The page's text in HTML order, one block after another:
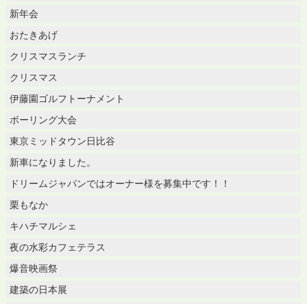
新年会
おたきあげ
クリスマスランチ
クリスマス
伊藤園ゴルフトーナメント
ボーリング大会
東京ミッドタウン日比谷
新車になりました。
ドリームジャパンではオーナー様を募集中です！！
栗もなか
キハチマルシェ
夜の水彩カフェテラス
爆音映画祭
建築の日本展